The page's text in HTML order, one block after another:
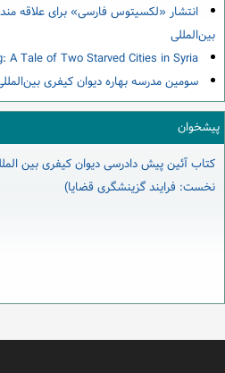
انتشار «لکسیتوس فارسی» برای علاقه
بین‌المللی
A Tale of Two Starved Cities in Syria
سومین مدرسه بهاره دیوان کیفری
پیشخوان
کتاب آئین پیش دادرسی دیوان کیفری بین
نخست: فرایند گزینشگری قضایا)